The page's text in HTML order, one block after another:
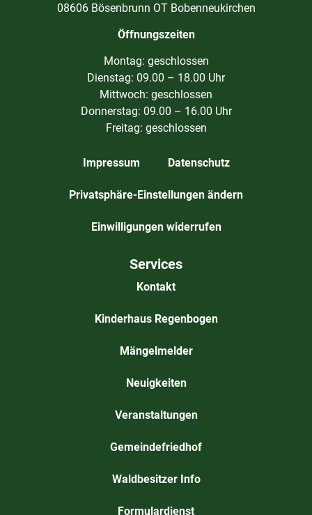
08606 Bösenbrunn OT Bobenneukirchen
Öffnungszeiten
Montag: geschlossen
Dienstag: 09.00 – 18.00 Uhr
Mittwoch: geschlossen
Donnerstag: 09.00 – 16.00 Uhr
Freitag: geschlossen
Impressum Datenschutz
Privatsphäre-Einstellungen ändern
Einwilligungen widerrufen
Services
Kontakt
Kinderhaus Regenbogen
Mängelmelder
Neuigkeiten
Veranstaltungen
Gemeindefriedhof
Waldbesitzer Info
Formulardienst